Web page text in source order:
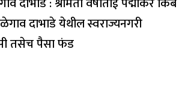
दाभाडे येथील स्वराज्यनगरी
तसेच पैसा फंड